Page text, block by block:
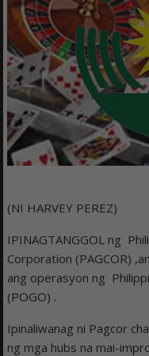
(NI HARVEY PEREZ)
IPINAGTANGGOL ng
Corporation (PAGCOR)
ang operasyon ng
(POGO) .
Ipinaliwanag ni Pagcor
ng mga hubs na mai-